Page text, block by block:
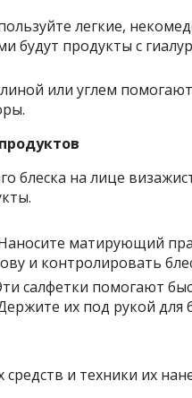
легкие,
будут продукты с
или углем
блеска на лице
матирующий
и контролировать
салфетки помогают
их под рукой для
и техники их